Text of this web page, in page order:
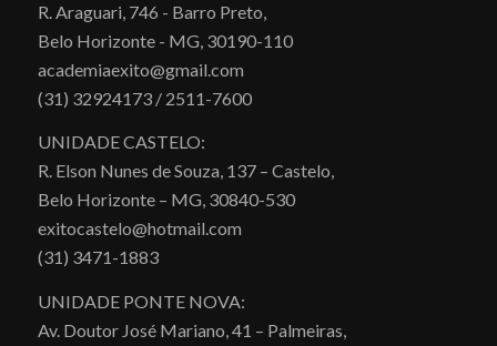
R. Araguari, 746 - Barro Preto,
Belo Horizonte - MG, 30190-110
academiaexito@gmail.com
(31) 32924173 / 2511-7600
UNIDADE CASTELO:
R. Elson Nunes de Souza, 137 – Castelo,
Belo Horizonte – MG, 30840-530
exitocastelo@hotmail.com
(31) 3471-1883
UNIDADE PONTE NOVA:
Av. Doutor José Mariano, 41 – Palmeiras,